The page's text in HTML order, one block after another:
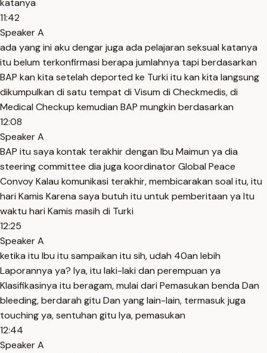
katanya
11:42
Speaker A
ada yang ini aku dengar juga ada pelajaran seksual katanya
itu belum terkonfirmasi berapa jumlahnya tapi berdasarkan
BAP kan kita setelah deported ke Turki itu kan kita langsung
dikumpulkan di satu tempat di Visum di Checkmedis, di
Medical Checkup kemudian BAP mungkin berdasarkan
12:08
Speaker A
BAP itu saya kontak terakhir dengan Ibu Maimun ya dia
steering committee dia juga koordinator Global Peace
Convoy Kalau komunikasi terakhir, membicarakan soal itu, itu
hari Kamis Karena saya butuh itu untuk pemberitaan ya Itu
waktu hari Kamis masih di Turki
12:25
Speaker A
ketika itu Ibu itu sampaikan itu sih, udah 40an lebih
Laporannya ya? Iya, itu laki-laki dan perempuan ya
Klasifikasinya itu beragam, mulai dari Pemasukan benda Dan
bleeding, berdarah gitu Dan yang lain-lain, termasuk juga
touching ya, sentuhan gitu Iya, pemasukan
12:44
Speaker A